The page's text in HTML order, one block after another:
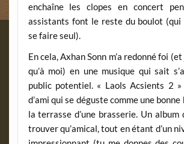
enchaîne les clopes en concert
assistants font le reste du boulot (qui
se faire seul).
En cela, Axhan Sonn m’a redonné foi (et
qu’à moi) en une musique qui sait
public potentiel. « Laols Acsients 2
d’ami qui se déguste comme une
la terrasse d’une brasserie. Un album
trouver qu’amical, tout en étant d’un